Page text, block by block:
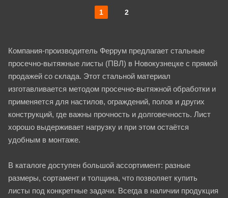
1 2
Компания-производитель Феррум предлагает стальные
просечно-вытяжные листы (ПВЛ) в Новокузнецке с прямой
продажей со склада. Этот стальной материал
изготавливается методом просечно-вытяжной обработки и
применяется для настилов, ограждений, полов и других
конструкций, где важны прочность и долговечность. Лист
хорошо выдерживает нагрузку и при этом остаётся
удобным в монтаже.
В каталоге доступен большой ассортимент: разные
размеры, сортамент и толщина, что позволяет купить
листы под конкретные задачи. Всегда в наличии продукция